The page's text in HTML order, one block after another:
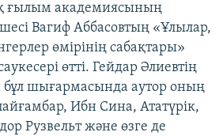
ғылым академиясының
Вагиф Аббасовтың «Ұлылар,
өмірінің сабақтары»
өтті. Гейдар Әлиевтің
бұл шығармасында аутор оның
Ибн Сина, Ататүрік,
Рузвельт және өзге де